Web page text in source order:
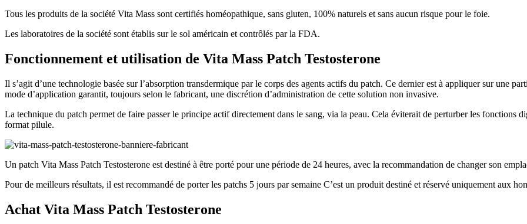
Tous les produits de la société Vita Mass sont certifiés homéopathique, sans gluten, 100% naturels et sans aucun risque pour le foie.
Les laboratoires de la société sont établis sur le sol américain et contrôlés par la FDA.
Fonctionnement et utilisation de Vita Mass Patch Testosterone
Il s’agit d’une technologie basée sur l’absorption transdermique par le corps des agents actifs du patch. Ce dernier est à appliquer sur une
mode d’application garantit, toujours selon le fabricant, une discrétion d’administration de cette solution non invasive.
La technique du patch permet de faire passer le principe actif directement dans le sang, via la peau. Cela éviterait de perturber les fonctions
format pilule.
Un patch Vita Mass Patch Testosterone est destiné à être porté pour une période de 24 heures, avec la recommandation de changer son
Pour de meilleurs résultats, il est recommandé de porter les patchs 5 jours par semaine C’est un produit destiné et réservé uniquement aux
Achat Vita Mass Patch Testosterone